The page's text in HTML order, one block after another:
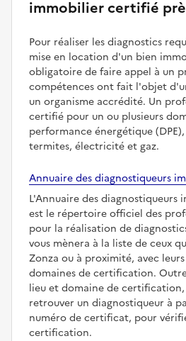
immobilier certifié
Pour réaliser les diagnostics
mise en location d'un bien
obligatoire de faire appel à un
compétences ont fait l'objet
un organisme accrédité. Un
certifié pour un ou plusieurs
performance énergétique
termites, électricité et gaz.
Annuaire des diagnostiqueurs
L'Annuaire des diagnostiqueurs
est le répertoire officiel des
pour la réalisation de
vous mènera à la liste de ceux
Zonza ou à proximité, avec
domaines de certification.
lieu et domaine de
retrouver un diagnostiqueur à
numéro de certificat, pour
certification.